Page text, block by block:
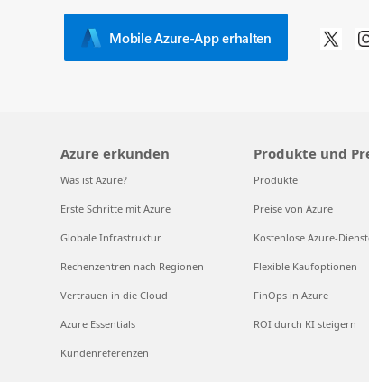
Mobile Azure-App erhalten
Azure erkunden
Was ist Azure?
Erste Schritte mit Azure
Globale Infrastruktur
Rechenzentren nach Regionen
Vertrauen in die Cloud
Azure Essentials
Kundenreferenzen
Produkte und
Produkte
Preise von Azure
Kostenlose Azure-
Flexible Kaufoptionen
FinOps in Azure
ROI durch KI steigern